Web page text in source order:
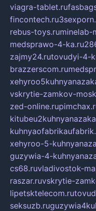
viagra-tablet.ru
fincontech.ru
rebus-toys.ruminelab-
medsprawo-4-ka.ru
zajmy24.rutovudyi-4-
brazzerscom.ru
vskrytie-zamkov-
zed-online.ru
xehyroo-5-
guzywia-4-
cs68.ruvladivostok-
raszar.ruvskrytie-
lipetsktelecom.ru
seksuzb.ru